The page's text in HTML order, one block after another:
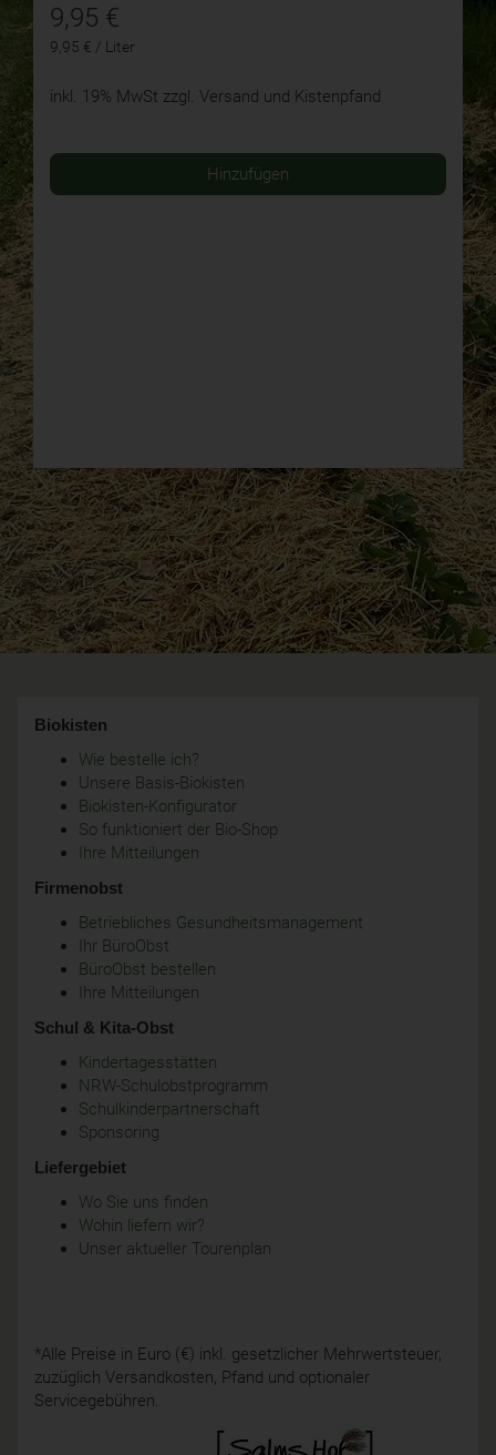
9,95 €
9,95 € / Liter
inkl. 19% MwSt zzgl. Versand und Kistenpfand
Hinzufügen
Biokisten
Wie bestelle ich?
Unsere Basis-Biokisten
Biokisten-Konfigurator
So funktioniert der Bio-Shop
Ihre Mitteilungen
Firmenobst
Betriebliches Gesundheitsmanagement
Ihr BüroObst
BüroObst bestellen
Ihre Mitteilungen
Schul & Kita-Obst
Kindertagesstätten
NRW-Schulobstprogramm
Schulkinderpartnerschaft
Sponsoring
Liefergebiet
Wo Sie uns finden
Wohin liefern wir?
Unser aktueller Tourenplan
*Alle Preise in Euro (€) inkl. gesetzlicher Mehrwertsteuer,
zuzüglich Versandkosten, Pfand und optionaler
Servicegebühren.